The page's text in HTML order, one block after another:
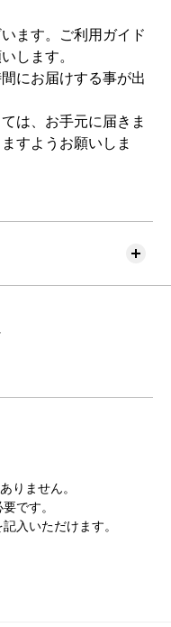
ます。ご利用ガイド
します。
にお届けする事が出
は、お手元に届きま
すようお願いしま
りません。
です。
入いただけます。